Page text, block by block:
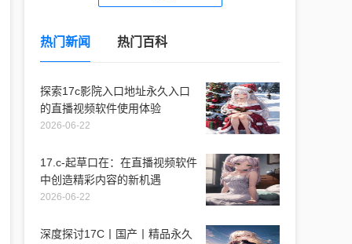
热门新闻 热门百科
探索17c影院入口地址永久入口
的直播视频软件使用体验
2026-06-22
17.c-起草口在：在直播视频软件
中创造精彩内容的新机遇
2026-06-22
深度探讨17C丨国产丨精品永久